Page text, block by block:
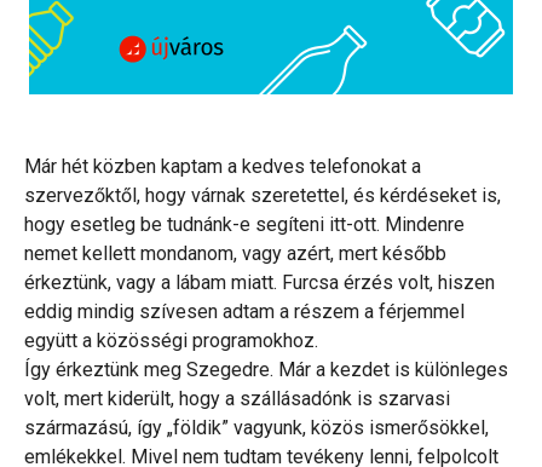
Már hét közben kaptam a kedves telefonokat a
szervezőktől, hogy várnak szeretettel, és kérdéseket is,
hogy esetleg be tudnánk-e segíteni itt-ott. Mindenre
nemet kellett mondanom, vagy azért, mert később
érkeztünk, vagy a lábam miatt. Furcsa érzés volt, hiszen
eddig mindig szívesen adtam a részem a férjemmel
együtt a közösségi programokhoz.
Így érkeztünk meg Szegedre. Már a kezdet is különleges
volt, mert kiderült, hogy a szállásadónk is szarvasi
származású, így „földik” vagyunk, közös ismerősökkel,
emlékekkel. Mivel nem tudtam tevékeny lenni, felpolcolt